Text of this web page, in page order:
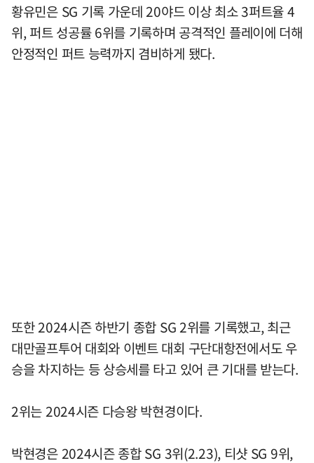
황유민은 SG 기록 가운데 20야드 이상 최소 3퍼트율 4
위, 퍼트 성공률 6위를 기록하며 공격적인 플레이에 더해
안정적인 퍼트 능력까지 겸비하게 됐다.
또한 2024시즌 하반기 종합 SG 2위를 기록했고, 최근
대만골프투어 대회와 이벤트 대회 구단대항전에서도 우
승을 차지하는 등 상승세를 타고 있어 큰 기대를 받는다.
2위는 2024시즌 다승왕 박현경이다.
박현경은 2024시즌 종합 SG 3위(2.23), 티샷 SG 9위,